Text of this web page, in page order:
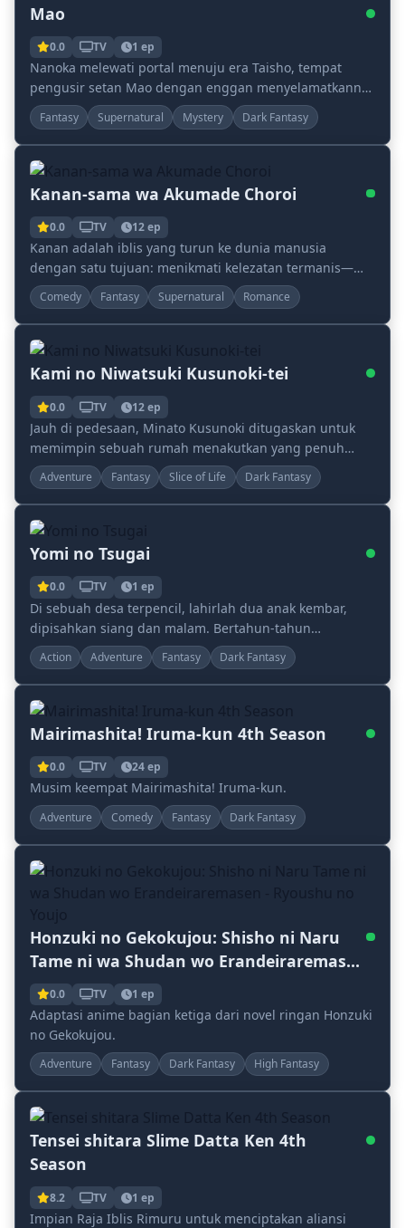
Mao
0.0 TV 1 ep
Nanoka melewati portal menuju era Taisho, tempat
pengusir setan Mao dengan enggan menyelamatkannya
dari rahang yokai yang mengerikan. Ketika Nanoka ke...
Fantasy Supernatural Mystery Dark Fantasy
Kanan-sama wa Akumade Choroi
0.0 TV 12 ep
Kanan adalah iblis yang turun ke dunia manusia
dengan satu tujuan: menikmati kelezatan termanis—
jiwa manusia muda. Menyamar sebagai siswa sekolah
mene...
Comedy Fantasy Supernatural Romance
Kami no Niwatsuki Kusunoki-tei
0.0 TV 12 ep
Jauh di pedesaan, Minato Kusunoki ditugaskan untuk
memimpin sebuah rumah menakutkan yang penuh
dengan roh jahat—atau setidaknya begitulah, sampai
kema...
Adventure Fantasy Slice of Life Dark Fantasy
Yomi no Tsugai
0.0 TV 1 ep
Di sebuah desa terpencil, lahirlah dua anak kembar,
dipisahkan siang dan malam. Bertahun-tahun
kemudian, dan ketika kakak laki-lakinya, Yuru, telah
me...
Action Adventure Fantasy Dark Fantasy
Mairimashita! Iruma-kun 4th Season
0.0 TV 24 ep
Musim keempat Mairimashita! Iruma-kun.
Adventure Comedy Fantasy Dark Fantasy
Honzuki no Gekokujou: Shisho ni Naru
Tame ni wa Shudan wo Erandeiraremasen
- Ryoushu no Youjo
0.0 TV 1 ep
Adaptasi anime bagian ketiga dari novel ringan Honzuki
no Gekokujou.
Adventure Fantasy Dark Fantasy High Fantasy
Tensei shitara Slime Datta Ken 4th
Season
8.2 TV 1 ep
Impian Raja Iblis Rimuru untuk menciptakan aliansi